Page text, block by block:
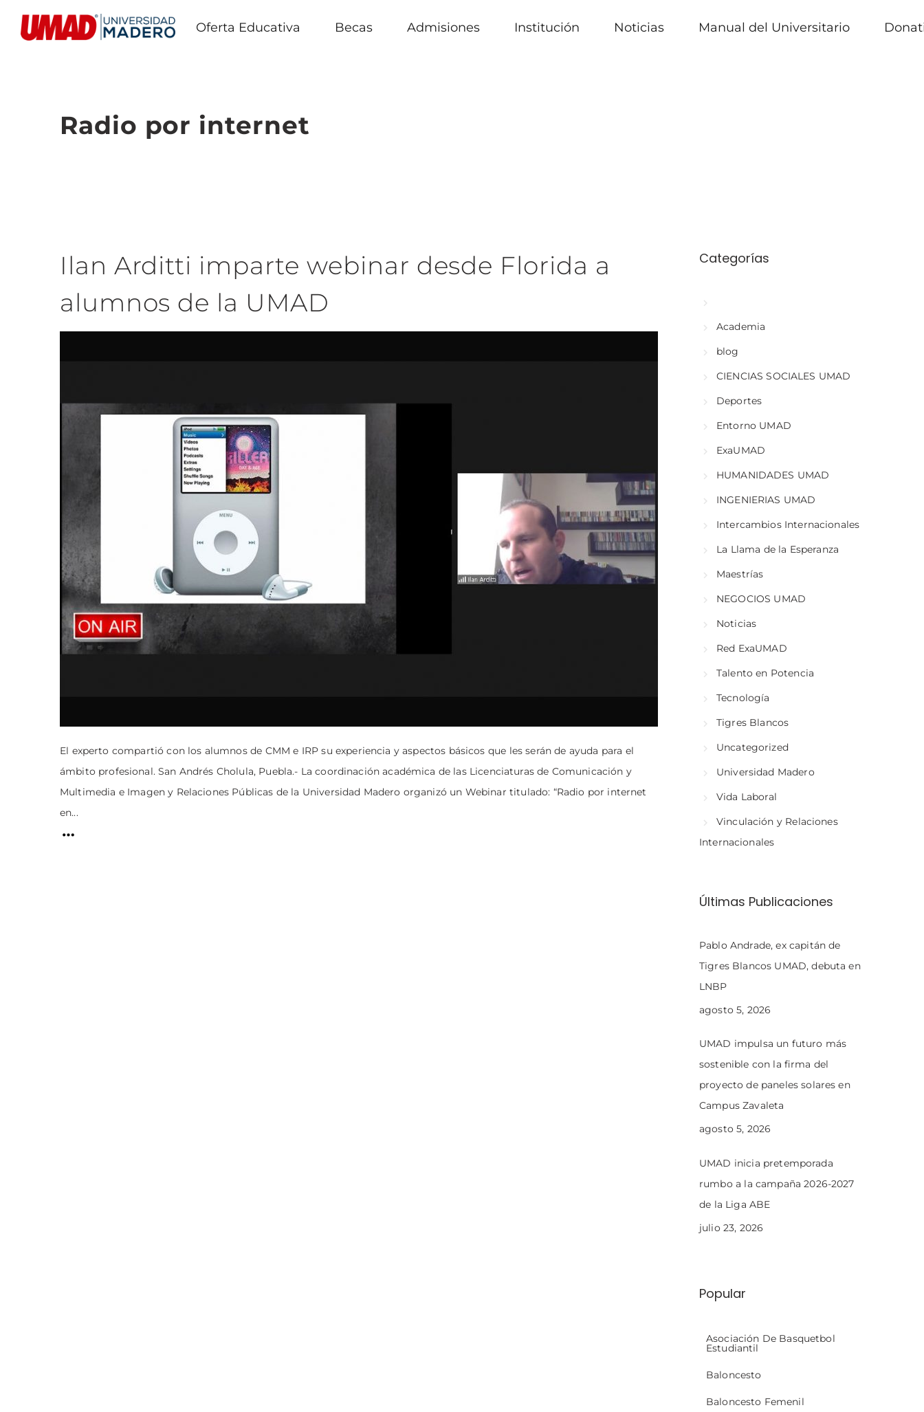
Oferta Educativa Becas Admisiones Institución Noticias Manual del Universitario
Radio por internet
Ilan Arditti imparte webinar desde Florida a
alumnos de la UMAD
El experto compartió con los alumnos de CMM e IRP su experiencia y aspectos básicos que les serán de ayuda para el
ámbito profesional. San Andrés Cholula, Puebla.- La coordinación académica de las Licenciaturas de Comunicación y
Multimedia e Imagen y Relaciones Públicas de la Universidad Madero organizó un Webinar titulado: “Radio por internet
en...
Categorías
Academia
blog
CIENCIAS SOCIALES UMAD
Deportes
Entorno UMAD
ExaUMAD
HUMANIDADES UMAD
INGENIERIAS UMAD
Intercambios Internacionales
La Llama de la Esperanza
Maestrías
NEGOCIOS UMAD
Noticias
Red ExaUMAD
Talento en Potencia
Tecnología
Tigres Blancos
Uncategorized
Universidad Madero
Vida Laboral
Vinculación y Relaciones
Internacionales
Últimas Publicaciones
Pablo Andrade, ex capitán de
Tigres Blancos UMAD, debuta en
LNBP
agosto 5, 2026
UMAD impulsa un futuro más
sostenible con la firma del
proyecto de paneles solares en
Campus Zavaleta
agosto 5, 2026
UMAD inicia pretemporada
rumbo a la campaña 2026-2027
de la Liga ABE
julio 23, 2026
Popular
Asociación De Basquetbol
Estudiantil
Baloncesto
Baloncesto Femenil